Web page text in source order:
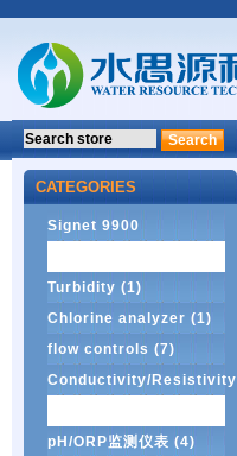
CATEGORIES
Signet 9900
Turbidity (1)
Chlorine analyzer (1)
flow controls (7)
Conductivity/Resistivity
pH/ORP监测仪表 (4)